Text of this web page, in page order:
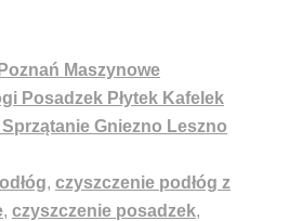
Maszynowe
Posadzek Płytek Kafelek
Gniezno Leszno
, czyszczenie podłóg z
, czyszczenie posadzek,